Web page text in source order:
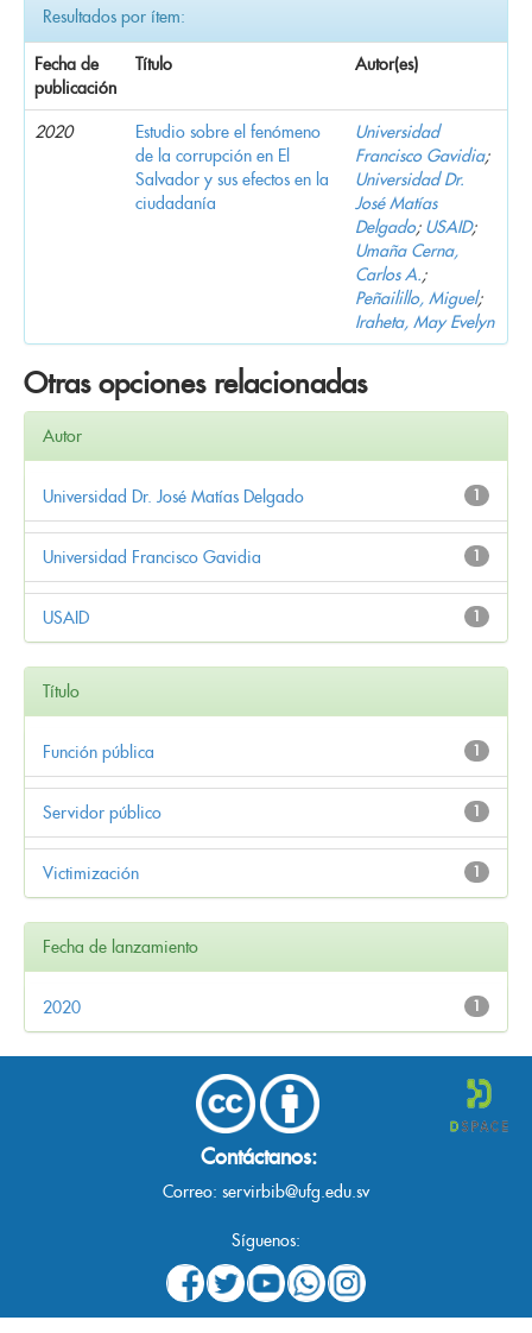
Resultados por ítem:
Fecha de
publicación
Título Autor(es)
2020
Estudio sobre el fenómeno
de la corrupción en El
Salvador y sus efectos en la
ciudadanía
Universidad
Francisco Gavidia;
Universidad Dr.
José Matías
Delgado; USAID;
Umaña Cerna,
Carlos A.;
Peñailillo, Miguel;
Iraheta, May Evelyn
Otras opciones relacionadas
Autor
1
Universidad Dr. José Matías Delgado
1
Universidad Francisco Gavidia
1
USAID
Título
1
Función pública
1
Servidor público
1
Victimización
Fecha de lanzamiento
1
2020
Contáctanos:
Correo: servirbib@ufg.edu.sv
Síguenos: